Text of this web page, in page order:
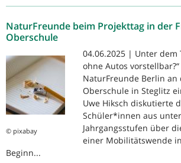
NaturFreunde beim Projekttag in der
Oberschule
© pixabay
04.06.2025 | Unter dem
ohne Autos
NaturFreunde Berlin an
Oberschule in Steglitz
Uwe Hiksch diskutierte
Schüler*innen aus
Jahrgangsstufen über
einer Mobilitätswende
Beginn...